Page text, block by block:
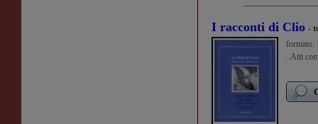
I racconti di Clio -
formato:
..Atti